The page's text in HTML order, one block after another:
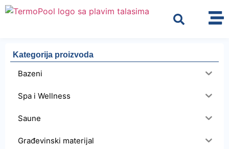
Kategorija proizvoda
Bazeni
Spa i Wellness
Saune
Građevinski materijal